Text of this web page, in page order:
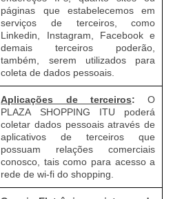
páginas que estabelecemos em
serviços de terceiros, como
Linkedin, Instagram, Facebook e
demais terceiros poderão,
também, serem utilizados para
coleta de dados pessoais.
Aplicações de terceiros:O
PLAZA SHOPPING ITU poderá
coletar dados pessoais através de
aplicativos de terceiros que
possuam relações comerciais
conosco, tais como para acesso a
rede de wi-fi do shopping.